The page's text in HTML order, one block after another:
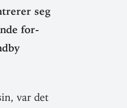
seg
for­
var det